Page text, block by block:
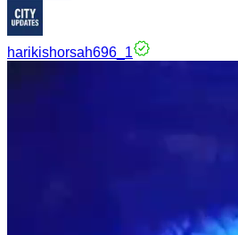
harikishorsah696_1